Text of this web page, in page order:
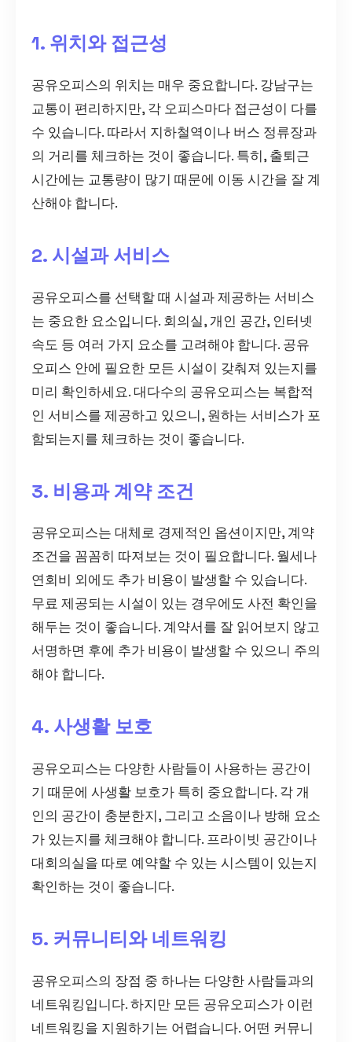
1. 위치와 접근성
공유오피스의 위치는 매우 중요합니다. 강남구는
교통이 편리하지만, 각 오피스마다 접근성이 다를
수 있습니다. 따라서 지하철역이나 버스 정류장과
의 거리를 체크하는 것이 좋습니다. 특히, 출퇴근
시간에는 교통량이 많기 때문에 이동 시간을 잘 계
산해야 합니다.
2. 시설과 서비스
공유오피스를 선택할 때 시설과 제공하는 서비스
는 중요한 요소입니다. 회의실, 개인 공간, 인터넷
속도 등 여러 가지 요소를 고려해야 합니다. 공유
오피스 안에 필요한 모든 시설이 갖춰져 있는지를
미리 확인하세요. 대다수의 공유오피스는 복합적
인 서비스를 제공하고 있으니, 원하는 서비스가 포
함되는지를 체크하는 것이 좋습니다.
3. 비용과 계약 조건
공유오피스는 대체로 경제적인 옵션이지만, 계약
조건을 꼼꼼히 따져보는 것이 필요합니다. 월세나
연회비 외에도 추가 비용이 발생할 수 있습니다.
무료 제공되는 시설이 있는 경우에도 사전 확인을
해두는 것이 좋습니다. 계약서를 잘 읽어보지 않고
서명하면 후에 추가 비용이 발생할 수 있으니 주의
해야 합니다.
4. 사생활 보호
공유오피스는 다양한 사람들이 사용하는 공간이
기 때문에 사생활 보호가 특히 중요합니다. 각 개
인의 공간이 충분한지, 그리고 소음이나 방해 요소
가 있는지를 체크해야 합니다. 프라이빗 공간이나
대회의실을 따로 예약할 수 있는 시스템이 있는지
확인하는 것이 좋습니다.
5. 커뮤니티와 네트워킹
공유오피스의 장점 중 하나는 다양한 사람들과의
네트워킹입니다. 하지만 모든 공유오피스가 이런
네트워킹을 지원하기는 어렵습니다. 어떤 커뮤니